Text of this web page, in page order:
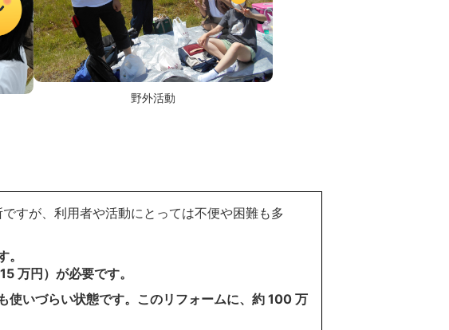
野外活動
すが、利用者や活動にとっては不便や困難も多
万円）が必要です。
使いづらい状態です。このリフォームに、約 100 万